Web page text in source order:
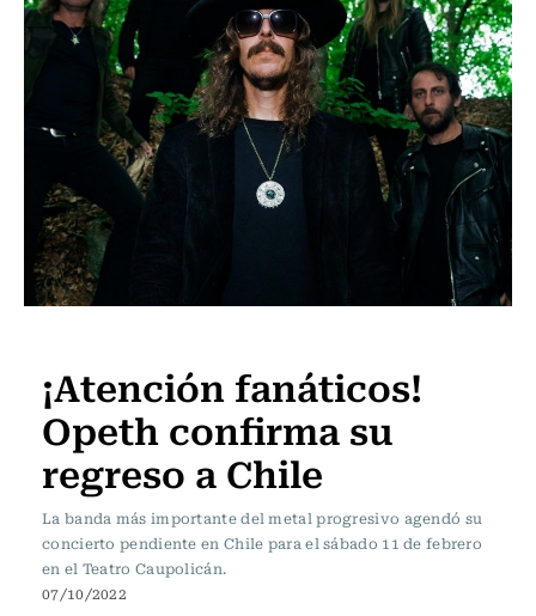
¡Atención fanáticos!
Opeth confirma su
regreso a Chile
La banda más importante del metal progresivo agendó su
concierto pendiente en Chile para el sábado 11 de febrero
en el Teatro Caupolicán.
07/10/2022